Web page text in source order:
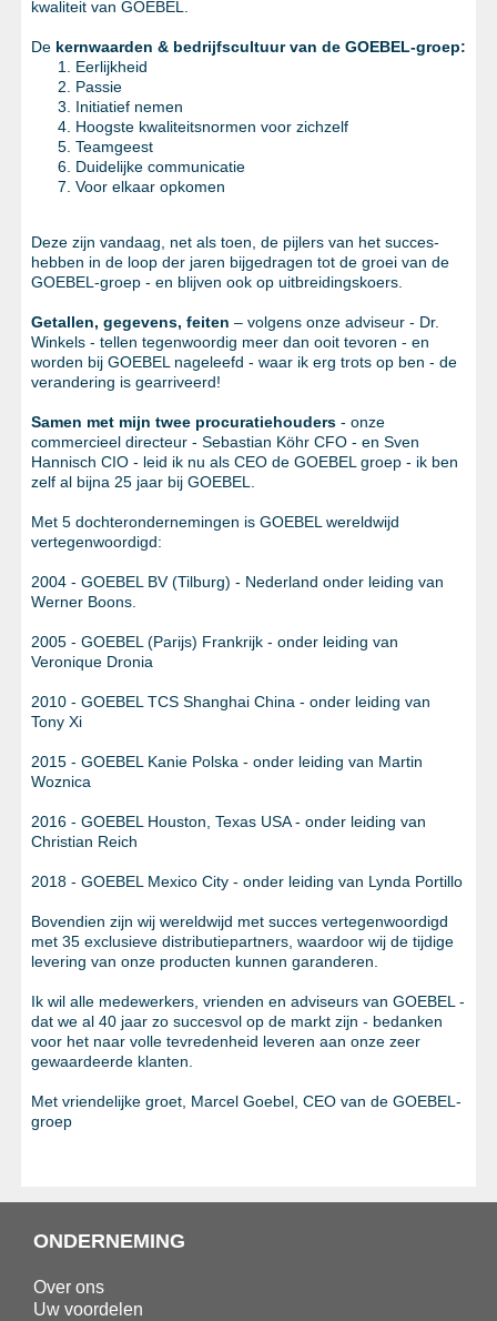
kwaliteit van GOEBEL.
De kernwaarden & bedrijfscultuur van de GOEBEL-groep:
Eerlijkheid
Passie
Initiatief nemen
Hoogste kwaliteitsnormen voor zichzelf
Teamgeest
Duidelijke communicatie
Voor elkaar opkomen
Deze zijn vandaag, net als toen, de pijlers van het succes-
hebben in de loop der jaren bijgedragen tot de groei van de
GOEBEL-groep - en blijven ook op uitbreidingskoers.
Getallen, gegevens, feiten – volgens onze adviseur - Dr.
Winkels - tellen tegenwoordig meer dan ooit tevoren - en
worden bij GOEBEL nageleefd - waar ik erg trots op ben - de
verandering is gearriveerd!
Samen met mijn twee procuratiehouders- onze
commercieel directeur - Sebastian Köhr CFO - en Sven
Hannisch CIO - leid ik nu als CEO de GOEBEL groep - ik ben
zelf al bijna 25 jaar bij GOEBEL.
Met 5 dochterondernemingen is GOEBEL wereldwijd
vertegenwoordigd:
2004 - GOEBEL BV (Tilburg) - Nederland onder leiding van
Werner Boons.
2005 - GOEBEL (Parijs) Frankrijk - onder leiding van
Veronique Dronia
2010 - GOEBEL TCS Shanghai China - onder leiding van
Tony Xi
2015 - GOEBEL Kanie Polska - onder leiding van Martin
Woznica
2016 - GOEBEL Houston, Texas USA - onder leiding van
Christian Reich
2018 - GOEBEL Mexico City - onder leiding van Lynda Portillo
Bovendien zijn wij wereldwijd met succes vertegenwoordigd
met 35 exclusieve distributiepartners, waardoor wij de tijdige
levering van onze producten kunnen garanderen.
Ik wil alle medewerkers, vrienden en adviseurs van GOEBEL -
dat we al 40 jaar zo succesvol op de markt zijn - bedanken
voor het naar volle tevredenheid leveren aan onze zeer
gewaardeerde klanten.
Met vriendelijke groet, Marcel Goebel, CEO van de GOEBEL-
groep
ONDERNEMING
Over ons
Uw voordelen